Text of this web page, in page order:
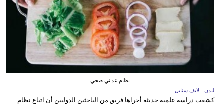
نظام غذائي صحي
لندن - لايف ستايل
كشفت دراسة علمية حديثة أجراها فريق من الباحثين الدوليين أن اتباع نظام